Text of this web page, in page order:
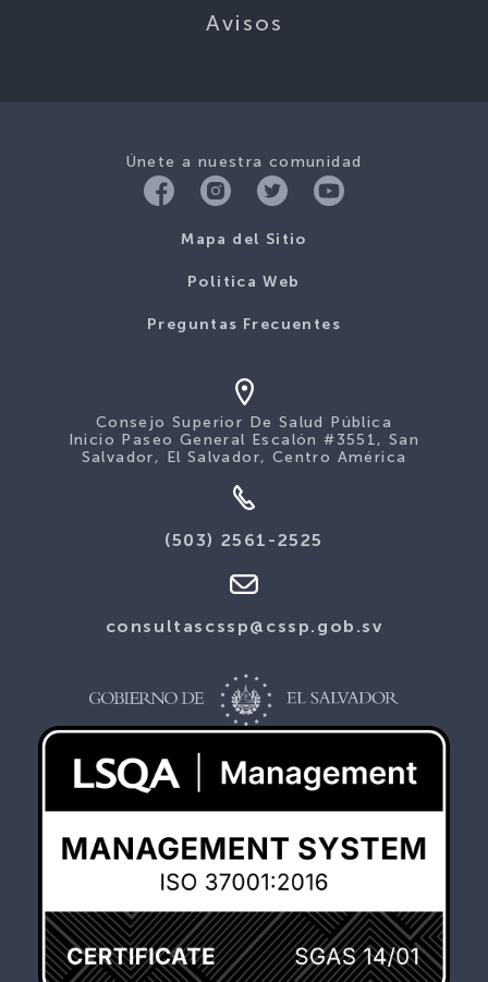
Avisos
Únete a nuestra comunidad
Mapa del Sitio
Politica Web
Preguntas Frecuentes
Consejo Superior De Salud Pública
Inicio Paseo General Escalón #3551, San
Salvador, El Salvador, Centro América
(503) 2561-2525
consultascssp@cssp.gob.sv